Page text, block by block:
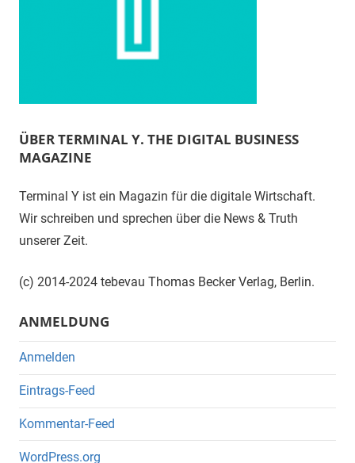
ÜBER TERMINAL Y. THE DIGITAL BUSINESS
MAGAZINE
Terminal Y ist ein Magazin für die digitale Wirtschaft.
Wir schreiben und sprechen über die News & Truth
unserer Zeit.
(c) 2014-2024 tebevau Thomas Becker Verlag, Berlin.
ANMELDUNG
Anmelden
Eintrags-Feed
Kommentar-Feed
WordPress.org